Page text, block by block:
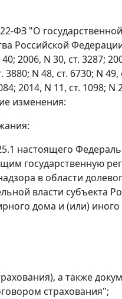
ФЗ "О
Российской
2006, N 30, ст. 3287;
N 48, ст. 6730; N
2014, N 11, ст. 1098; N
изменения:
настоящего
государственную
в области
власти субъекта
дома и (или)
а также
страхования";